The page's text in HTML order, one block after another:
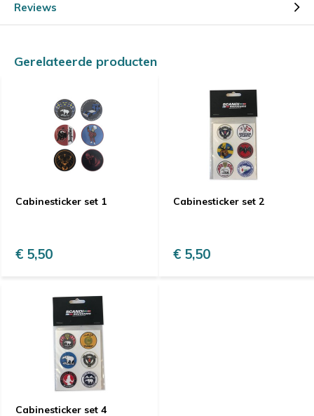
Reviews
Gerelateerde producten
Cabinesticker set 1
€ 5,50
Cabinesticker set 2
€ 5,50
Cabinesticker set 4